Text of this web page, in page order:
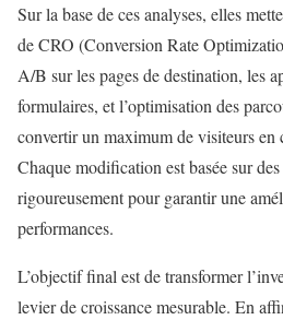
Sur la base de ces analyses, elles
de CRO (Conversion Rate
A/B sur les pages de destination, les
formulaires, et l’optimisation des
convertir un maximum de visiteurs en
Chaque modification est basée sur
rigoureusement pour garantir une
performances.
L’objectif final est de transformer
levier de croissance mesurable. En